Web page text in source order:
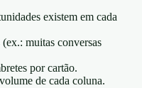
existem em cada
muitas conversas
por cartão.
de cada coluna.